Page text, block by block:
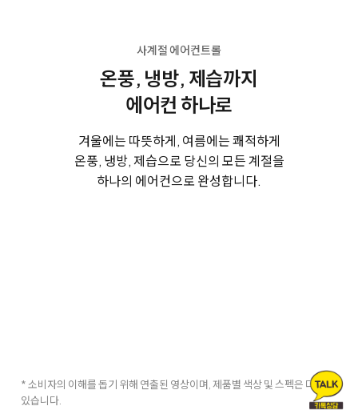
사계절 에어컨트롤
온풍, 냉방, 제습까지
에어컨 하나로
겨울에는 따뜻하게, 여름에는 쾌적하게
온풍, 냉방, 제습으로 당신의 모든 계절을
하나의 에어컨으로 완성합니다.
* 소비자의 이해를 돕기 위해 연출된 영상이며, 제품별 색상 및 스펙은 다를 수
있습니다.